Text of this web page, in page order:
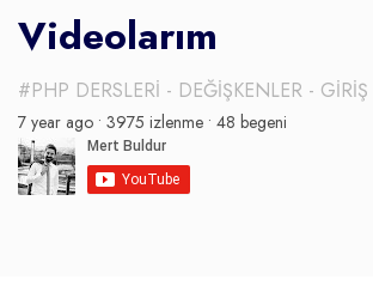
Videolarım
#PHP DERSLERİ - DEĞİŞKENLER - GİRİŞ
7 year ago • 3975 izlenme • 48 begeni